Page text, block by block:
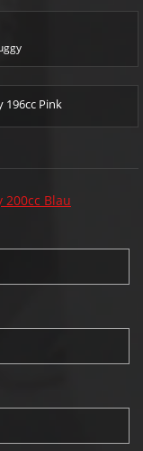
196cc Pink
200cc Blau